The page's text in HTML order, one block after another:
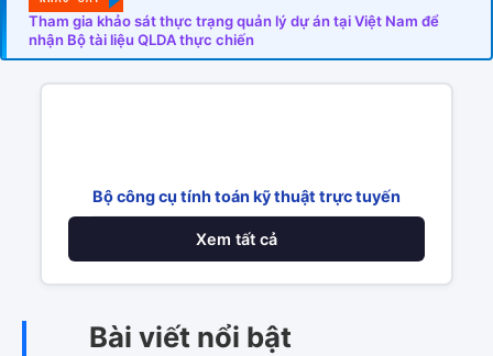
Tham gia khảo sát thực trạng quản lý dự án tại Việt Nam để
nhận Bộ tài liệu QLDA thực chiến
Bộ công cụ tính toán kỹ thuật trực tuyến
Xem tất cả
Bài viết nổi bật